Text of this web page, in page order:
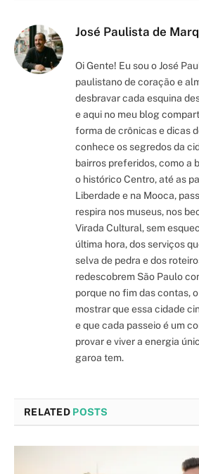
José Paulista de
Oi Gente! Eu sou o José
paulistano de coração e
desbravar cada esquina
e aqui no meu blog
forma de crônicas e dicas
conhece os segredos da
bairros preferidos, como a
o histórico Centro, até as
Liberdade e na Mooca,
respira nos museus, nos
Virada Cultural, sem
última hora, dos serviços
selva de pedra e dos
redescobrem São Paulo
porque no fim das contas,
mostrar que essa cidade
e que cada passeio é um
provar e viver a energia
garoa tem.
RELATED POSTS